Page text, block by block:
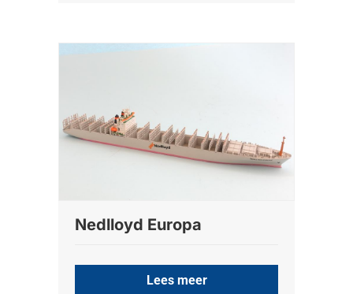
Nedlloyd Europa
Lees meer